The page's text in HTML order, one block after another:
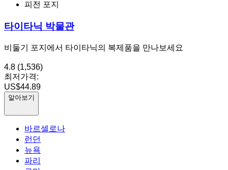
피전 포지
타이타닉 박물관
비둘기 포지에서 타이타닉의 복제품을 만나보세요
4.8 (1,536)
최저가격:
US$44.89
알아보기
바르셀로나
런던
뉴욕
파리